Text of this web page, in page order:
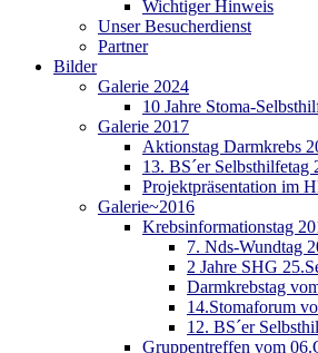
Wichtiger Hinweis
Unser Besucherdienst
Partner
Bilder
Galerie 2024
10 Jahre Stoma-
Galerie 2017
Aktionstag Darmkrebs
13. BS´er Selbsthilfetag
Projektpräsentation im
Galerie~2016
Krebsinformationstag
7. Nds-Wundtag
2 Jahre SHG
Darmkrebstag
14.Stomaforum
12. BS´er
Gruppentreffen vom